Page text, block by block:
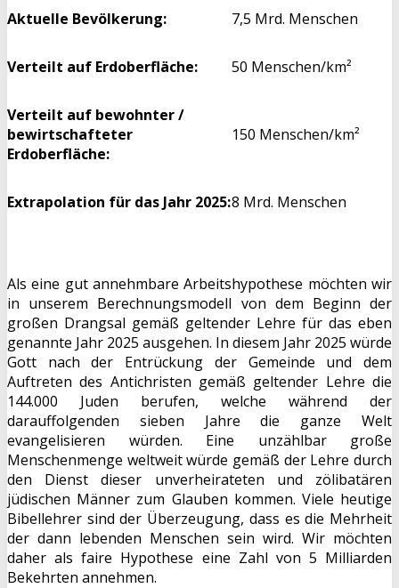
Aktuelle Bevölkerung: 7,5 Mrd. Menschen
Verteilt auf Erdoberfläche: 50 Menschen/km²
Verteilt auf bewohnter /
bewirtschafteter
Erdoberfläche:
150 Menschen/km²
Extrapolation für das Jahr 2025:8 Mrd. Menschen
Als eine gut annehmbare Arbeitshypothese möchten wir
in unserem Berechnungsmodell von dem Beginn der
großen Drangsal gemäß geltender Lehre für das eben
genannte Jahr 2025 ausgehen. In diesem Jahr 2025 würde
Gott nach der Entrückung der Gemeinde und dem
Auftreten des Antichristen gemäß geltender Lehre die
144.000 Juden berufen, welche während der
darauffolgenden sieben Jahre die ganze Welt
evangelisieren würden. Eine unzählbar große
Menschenmenge weltweit würde gemäß der Lehre durch
den Dienst dieser unverheirateten und zölibatären
jüdischen Männer zum Glauben kommen. Viele heutige
Bibellehrer sind der Überzeugung, dass es die Mehrheit
der dann lebenden Menschen sein wird. Wir möchten
daher als faire Hypothese eine Zahl von 5 Milliarden
Bekehrten annehmen.